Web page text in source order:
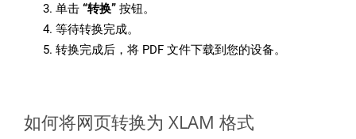
单击 “转换” 按钮。
等待转换完成。
转换完成后，将 PDF 文件下载到您的设备。
如何将网页转换为 XLAM 格式